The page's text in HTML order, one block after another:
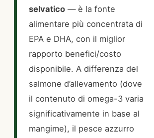
selvatico — è la fonte
alimentare più concentrata di
EPA e DHA, con il miglior
rapporto benefici/costo
disponibile. A differenza del
salmone d’allevamento (dove
il contenuto di omega-3 varia
significativamente in base al
mangime), il pesce azzurro